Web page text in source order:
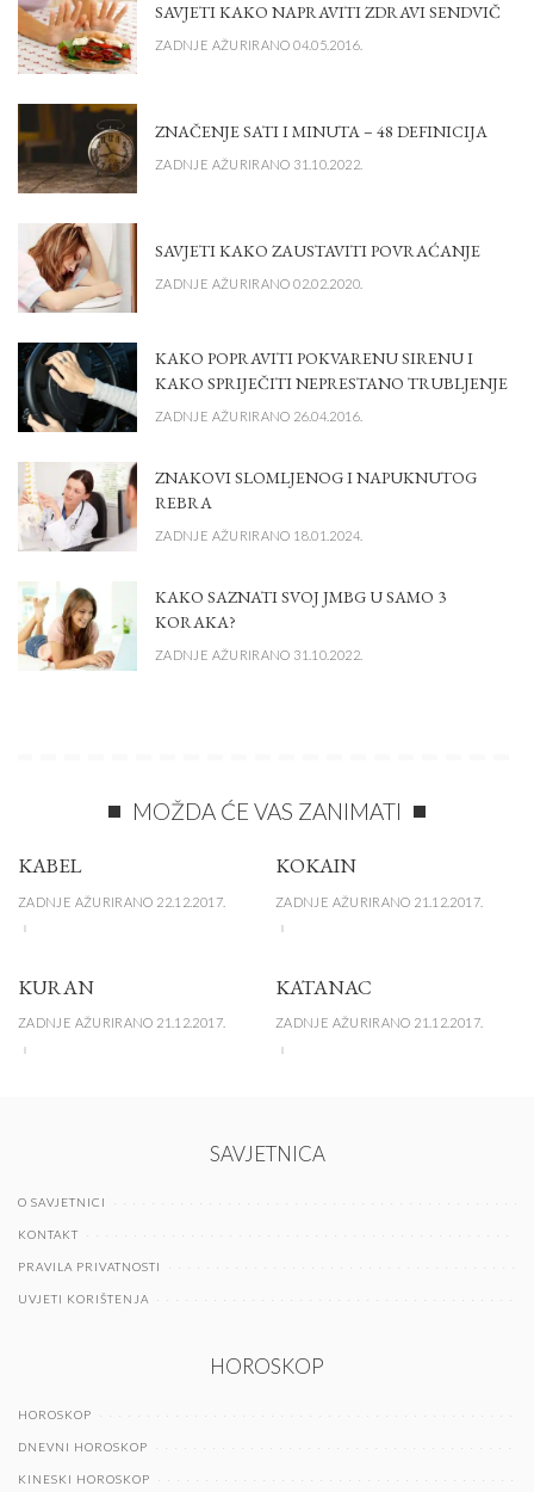
SAVJETI KAKO NAPRAVITI ZDRAVI SENDVIČ
ZADNJE AŽURIRANO 04.05.2016.
ZNAČENJE SATI I MINUTA – 48 DEFINICIJA
ZADNJE AŽURIRANO 31.10.2022.
SAVJETI KAKO ZAUSTAVITI POVRAĆANJE
ZADNJE AŽURIRANO 02.02.2020.
KAKO POPRAVITI POKVARENU SIRENU I
KAKO SPRIJEČITI NEPRESTANO TRUBLJENJE
ZADNJE AŽURIRANO 26.04.2016.
ZNAKOVI SLOMLJENOG I NAPUKNUTOG
REBRA
ZADNJE AŽURIRANO 18.01.2024.
KAKO SAZNATI SVOJ JMBG U SAMO 3
KORAKA?
ZADNJE AŽURIRANO 31.10.2022.
MOŽDA ĆE VAS ZANIMATI
KABEL
ZADNJE AŽURIRANO 22.12.2017.
KOKAIN
ZADNJE AŽURIRANO 21.12.2017.
KURAN
ZADNJE AŽURIRANO 21.12.2017.
KATANAC
ZADNJE AŽURIRANO 21.12.2017.
SAVJETNICA
O SAVJETNICI
KONTAKT
PRAVILA PRIVATNOSTI
UVJETI KORIŠTENJA
HOROSKOP
HOROSKOP
DNEVNI HOROSKOP
KINESKI HOROSKOP